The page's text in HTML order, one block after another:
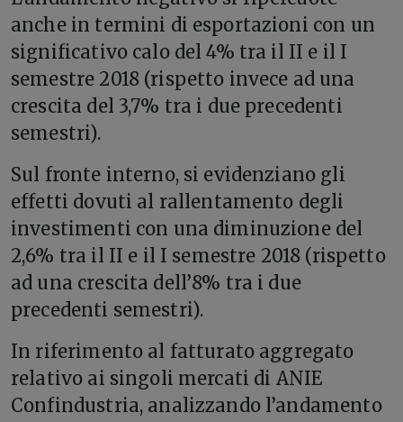
anche in termini di esportazioni con un
significativo calo del 4% tra il II e il I
semestre 2018 (rispetto invece ad una
crescita del 3,7% tra i due precedenti
semestri).
Sul fronte interno, si evidenziano gli
effetti dovuti al rallentamento degli
investimenti con una diminuzione del
2,6% tra il II e il I semestre 2018 (rispetto
ad una crescita dell’8% tra i due
precedenti semestri).
In riferimento al fatturato aggregato
relativo ai singoli mercati di ANIE
Confindustria, analizzando l’andamento